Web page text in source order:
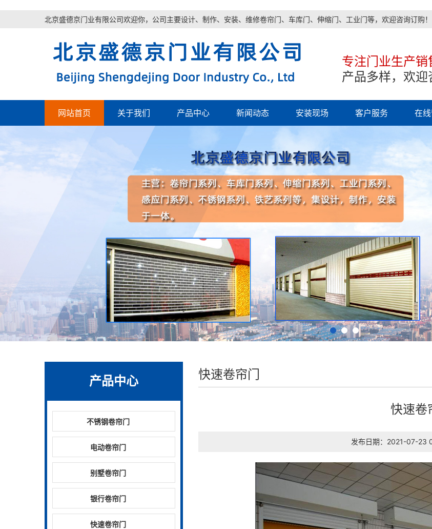
北京盛德京门业有限公司欢迎你，公司主要设计、制作、安装、维修卷帘门、车库门、伸缩门、工业门等，欢迎咨询订购！
专注门业生产销
产品多样，欢迎
网站首页 关于我们 产品中心 新闻动态 安装现场 客户服务 在
产品中心
不锈钢卷帘门
电动卷帘门
别墅卷帘门
银行卷帘门
快速卷帘门
快速卷帘门
快速卷
发布日期：2021-07-23